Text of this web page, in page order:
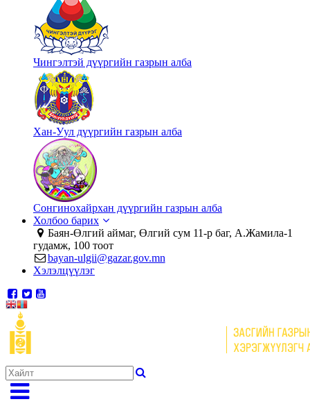
Чингэлтэй дүүргийн газрын алба
Хан-Уул дүүргийн газрын алба
Сонгинохайрхан дүүргийн газрын алба
Холбоо барих
Баян-Өлгий аймаг, Өлгий сум 11-р баг, А.Жамила-1
гудамж, 100 тоот
bayan-ulgii@gazar.gov.mn
Хэлэлцүүлэг